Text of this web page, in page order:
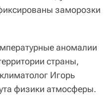
заморозки
аномалии
страны,
Игорь
физики атмосферы.